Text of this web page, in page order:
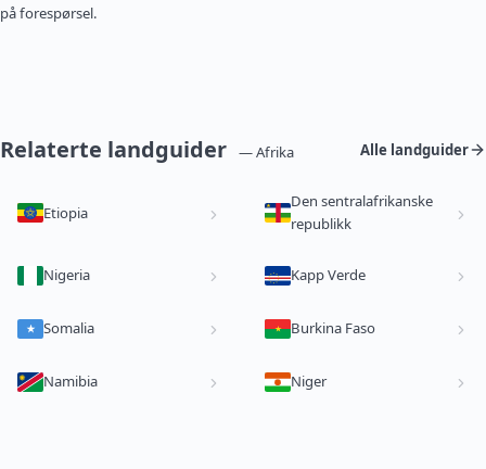
på forespørsel.
Relaterte landguider — Afrika Alle landguider
Etiopia
Den sentralafrikanske
republikk
Nigeria Kapp Verde
Somalia Burkina Faso
Namibia Niger